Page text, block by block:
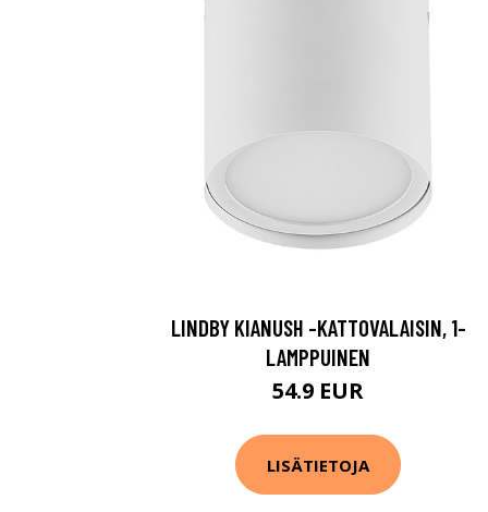
LINDBY KIANUSH -KATTOVALAISIN, 1-
LAMPPUINEN
54.9 EUR
LISÄTIETOJA